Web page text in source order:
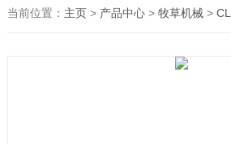
当前位置： 主页> 产品中心> 牧草机械>